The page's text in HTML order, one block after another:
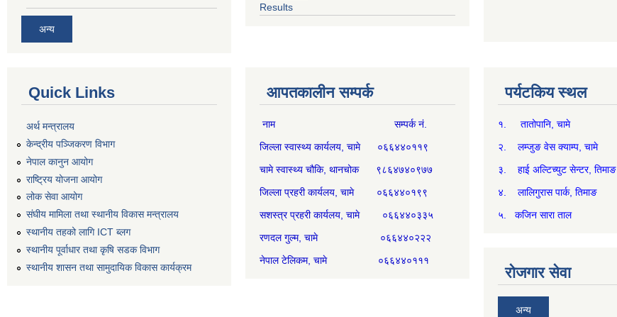
अन्य
Results
Quick Links
अर्थ मन्त्रालय
केन्द्रीय पञ्जिकरण विभाग
नेपाल कानुन आयोग
राष्ट्रिय योजना आयोग
लोक सेवा आयोग
संघीय मामिला तथा स्थानीय विकास मन्त्रालय
स्थानीय तहको लागि ICT ब्लग
स्थानीय पूर्वाधार तथा कृषि सडक विभाग
स्थानीय शासन तथा सामुदायिक विकास कार्यक्रम
आपतकालीन सम्पर्क
नाम सम्पर्क नं.
जिल्ला स्वास्थ्य कार्यलय, चामे ०६६४४०११९
चामे स्वास्थ्य चौकि, थानचोक ९८६४७४०९७७
जिल्ला प्रहरी कार्यलय, चामे ०६६४४०१९९
सशस्त्र प्रहरी कार्यलय, चामे ०६६४४०३३५
रणदल गुल्म, चामे ०६६४४०२२२
नेपाल टेलिकम, चामे ०६६४४०१११
पर्यटकिय स्थल
१. तातोपानि, चामे
२. लम्जुङ वेस क्याम्प, चामे
३. हाई अल्टिच्युट सेन्टर, तिमाङ
४. लालिगुरास पार्क, तिमाङ
५. कजिन सारा ताल
रोजगार सेवा
अन्य